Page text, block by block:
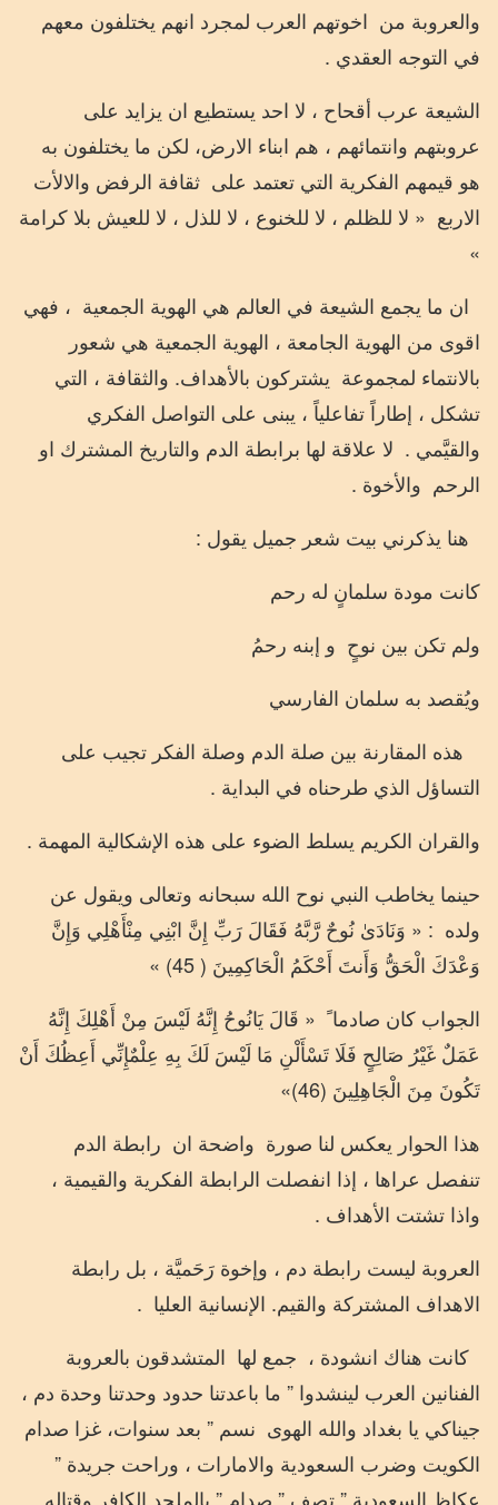
والعروبة من اخوتهم العرب لمجرد انهم يختلفون معهم
في التوجه العقدي .
الشيعة عرب أقحاح ، لا احد يستطيع ان يزايد على
عروبتهم وانتمائهم ، هم ابناء الارض، لكن ما يختلفون به
هو قيمهم الفكرية التي تعتمد على ثقافة الرفض والالأت
الاربع « لا للظلم ، لا للخنوع ، لا للذل ، لا للعيش بلا كرامة
»
ان ما يجمع الشيعة في العالم هي الهوية الجمعية ، فهي
اقوى من الهوية الجامعة ، الهوية الجمعية هي شعور
بالانتماء لمجموعة يشتركون بالأهداف. والثقافة ، التي
تشكل ، إطاراً تفاعلياً ، يبنى على التواصل الفكري
والقيَّمي . لا علاقة لها برابطة الدم والتاريخ المشترك او
الرحم والأخوة .
هنا يذكرني بيت شعر جميل يقول :
كانت مودة سلمانٍ له رحم
ولم تكن بين نوحٍ و إبنه رحمُ
ويُقصد به سلمان الفارسي
هذه المقارنة بين صلة الدم وصلة الفكر تجيب على
التساؤل الذي طرحناه في البداية .
والقران الكريم يسلط الضوء على هذه الإشكالية المهمة .
حينما يخاطب النبي نوح الله سبحانه وتعالى ويقول عن
ولده : « وَنَادَىٰ نُوحٌ رَّبَّهُ فَقَالَ رَبِّ إِنَّ ابْنِي مِنْأَهْلِي وَإِنَّ
وَعْدَكَ الْحَقُّ وَأَنتَ أَحْكَمُ الْحَاكِمِينَ ( 45) »
الجواب كان صادما ً « قَالَ يَانُوحُ إِنَّهُ لَيْسَ مِنْ أَهْلِكَ إِنَّهُ
عَمَلٌ غَيْرُ صَالِحٍ فَلَا تَسْأَلْنِ مَا لَيْسَ لَكَ بِهِ عِلْمٌإِنِّي أَعِظُكَ أَنْ
تَكُونَ مِنَ الْجَاهِلِينَ (46)»
هذا الحوار يعكس لنا صورة واضحة ان رابطة الدم
تنفصل عراها ، إذا انفصلت الرابطة الفكرية والقيمية ،
واذا تشتت الأهداف .
العروبة ليست رابطة دم ، وإخوة رَحَميَّة ، بل رابطة
الاهداف المشتركة والقيم. الإنسانية العليا .
كانت هناك انشودة ، جمع لها المتشدقون بالعروبة
الفنانين العرب لينشدوا ” ما باعدتنا حدود وحدتنا وحدة دم ،
جيناكي يا بغداد والله الهوى نسم ” بعد سنوات، غزا صدام
الكويت وضرب السعودية والامارات ، وراحت جريدة ”
عكاظ السعودية ” تصف ” صدام ” بالملحد الكافر وقتاله